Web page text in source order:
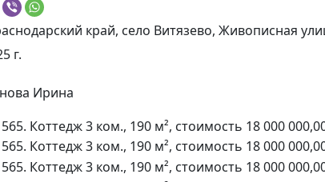
край, село Витязево, Живописная
г.
Ирина